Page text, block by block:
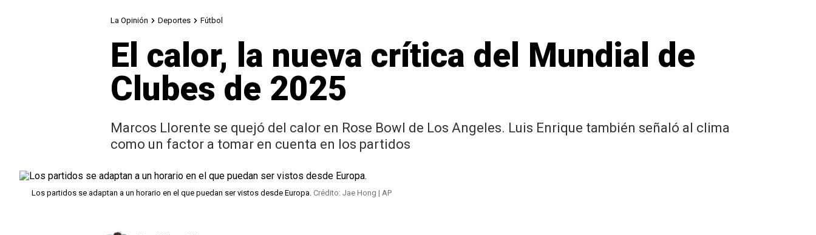
La Opinión Deportes Fútbol
El calor, la nueva crítica del Mundial de
Clubes de 2025
Marcos Llorente se quejó del calor en Rose Bowl de Los Angeles. Luis Enrique también señaló al clima
como un factor a tomar en cuenta en los partidos
Los partidos se adaptan a un horario en el que puedan ser vistos desde Europa. Crédito: Jae Hong | AP